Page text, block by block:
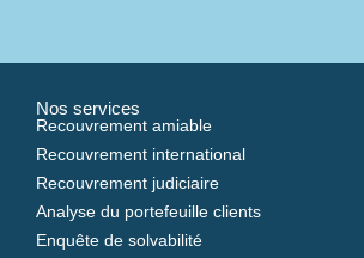
Nos services
Recouvrement amiable
Recouvrement international
Recouvrement judiciaire
Analyse du portefeuille clients
Enquête de solvabilité